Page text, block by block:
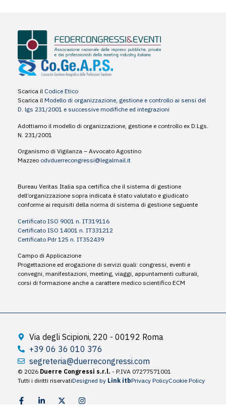
Scarica il Codice Etico
Scarica il Modello di organizzazione, gestione e controllo ai sensi del
D. lgs 231/2001 e successive modifiche ed integrazioni
Adottiamo il modello di organizzazione, gestione e controllo ex D.Lgs.
N. 231/2001
Organismo di Vigilanza – Avvocato Agostino
Mazzeo odvduerrecongressi@legalmail.it
Bureau Veritas Italia spa certifica che il sistema di gestione
dell’organizzazione sopra indicata è stato valutato e giudicato
conforme ai requisiti della norma di sistema di gestione seguente
Certificato ISO 9001 n. IT319116
Certificato ISO 14001 n. IT331212
Certificato Pdr 125 n. IT352439
Campo di Applicazione
Progettazione ed erogazione di servizi quali: congressi, eventi e
convegni, manifestazioni, meeting, viaggi, appuntamenti culturali,
corsi di formazione anche a carattere medico scientifico ECM
Via degli Scipioni, 220 - 00192 Roma
+39 06 36 010 376
segreteria@duerrecongressi.com
© 2026 Duerre Congressi s.r.l. - P.IVA 07277571001
Tutti i diritti riservatiDesigned by Link itbPrivacy PolicyCookie Policy